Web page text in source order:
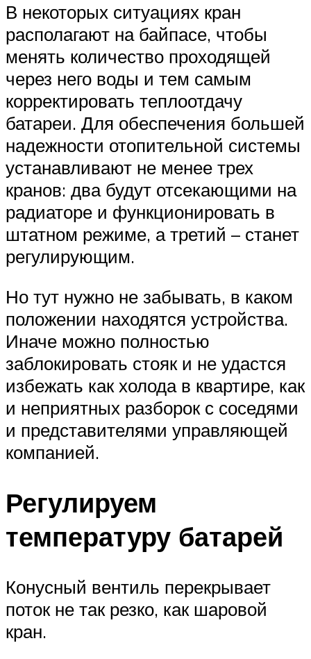
В некоторых ситуациях кран
располагают на байпасе, чтобы
менять количество проходящей
через него воды и тем самым
корректировать теплоотдачу
батареи. Для обеспечения большей
надежности отопительной системы
устанавливают не менее трех
кранов: два будут отсекающими на
радиаторе и функционировать в
штатном режиме, а третий – станет
регулирующим.
Но тут нужно не забывать, в каком
положении находятся устройства.
Иначе можно полностью
заблокировать стояк и не удастся
избежать как холода в квартире, как
и неприятных разборок с соседями
и представителями управляющей
компанией.
Регулируем
температуру батарей
Конусный вентиль перекрывает
поток не так резко, как шаровой
кран.